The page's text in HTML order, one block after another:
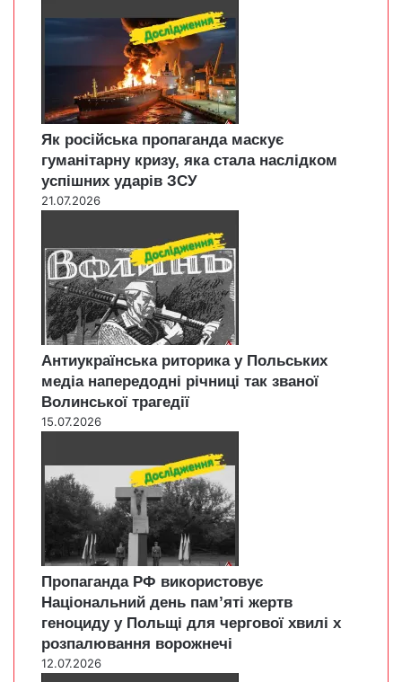
Як російська пропаганда маскує
гуманітарну кризу, яка стала наслідком
успішних ударів ЗСУ
21.07.2026
Антиукраїнська риторика у Польських
медіа напередодні річниці так званої
Волинської трагедії
15.07.2026
Пропаганда РФ використовує
Національний день пам’яті жертв
геноциду у Польщі для чергової хвилі х
розпалювання ворожнечі
12.07.2026